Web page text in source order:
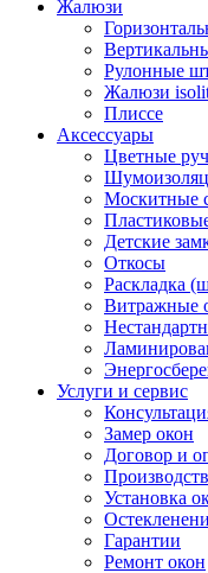
Жалюзи
Рулонные
Жалюзи
Плиссе
Аксессуары
Цветные
Москитные
Детские
Откосы
Раскладка
Витражные
Услуги и сервис
Замер окон
Договор и
Установка
Гарантии
Ремонт окон